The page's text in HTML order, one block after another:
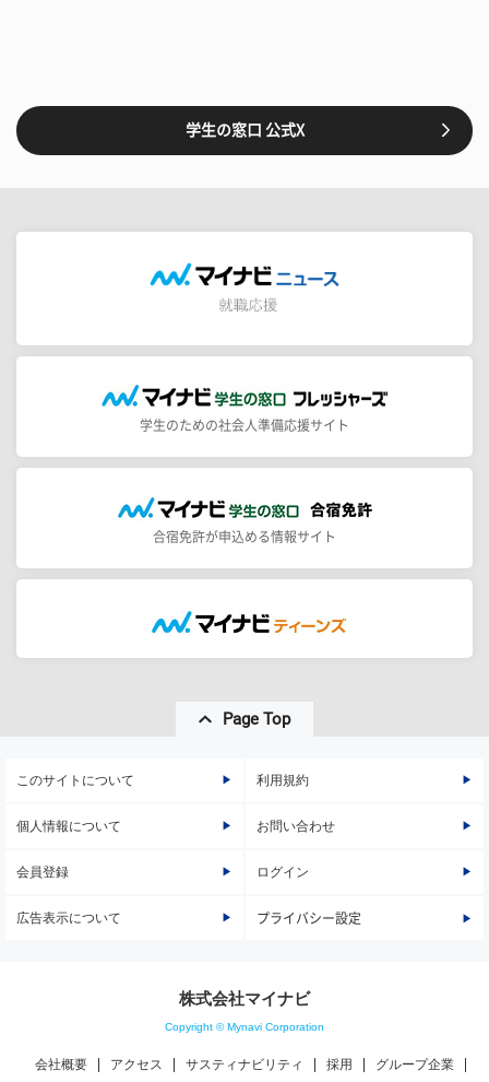
学生の窓口 公式X
学生のための社会人準備応援サイト
合宿免許が申込める情報サイト
Page Top
このサイトについて 利用規約
個人情報について お問い合わせ
会員登録 ログイン
広告表示について プライバシー設定
株式会社マイナビ
Copyright © Mynavi Corporation
会社概要 アクセス サスティナビリティ 採用 グループ企業